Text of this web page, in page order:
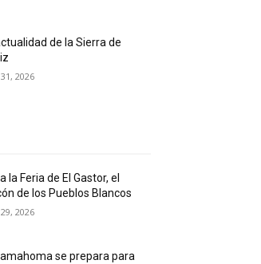
de la Sierra de
2026
la Feria de El Gastor, el
de los Pueblos Blancos
2026
se prepara para